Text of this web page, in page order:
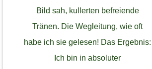
Bild sah, kullerten befreiende
Tränen. Die Wegleitung, wie oft
habe ich sie gelesen! Das Ergebnis:
Ich bin in absoluter